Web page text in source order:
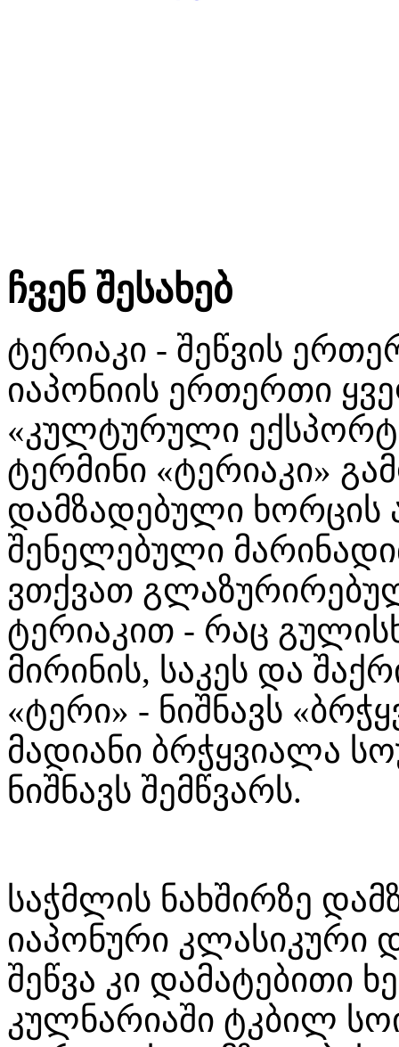
ჩვენ შესახებ
ტერიაკი - შეწვის
იაპონიის ერთერთი
«კულტურული
ტერმინი «ტერიაკი»
დამზადებული ხორცის
შენელებული
ვთქვათ
ტერიაკით - რაც
მირინის, საკეს და
«ტერი» - ნიშნავს
მადიანი ბრჭყვიალა
ნიშნავს შემწვარს.
საჭმლის ნახშირზე
იაპონური კლასიკური
შეწვა კი დამატებითი
კულნარიაში ტკბილ